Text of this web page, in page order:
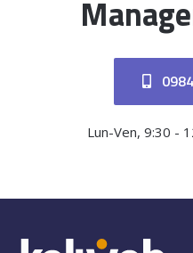
Lun-Ven, 9:30 -